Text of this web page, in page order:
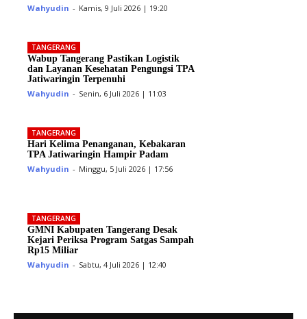
Wahyudin - Kamis, 9 Juli 2026 | 19:20
TANGERANG
Wabup Tangerang Pastikan Logistik
dan Layanan Kesehatan Pengungsi TPA
Jatiwaringin Terpenuhi
Wahyudin - Senin, 6 Juli 2026 | 11:03
TANGERANG
Hari Kelima Penanganan, Kebakaran
TPA Jatiwaringin Hampir Padam
Wahyudin - Minggu, 5 Juli 2026 | 17:56
TANGERANG
GMNI Kabupaten Tangerang Desak
Kejari Periksa Program Satgas Sampah
Rp15 Miliar
Wahyudin - Sabtu, 4 Juli 2026 | 12:40